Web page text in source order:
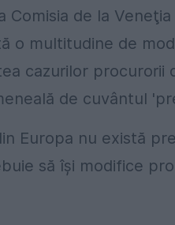
Comisia de la
o multitudine de
cazurilor
de cuvântul
Europa nu există
să îşi modifice